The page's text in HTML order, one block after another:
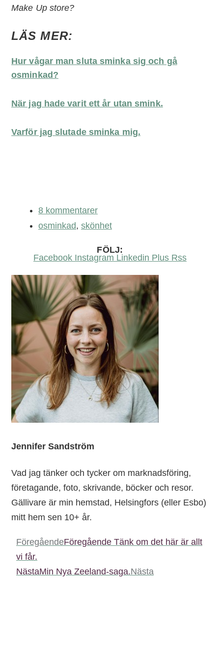
Make Up store?
LÄS MER:
Hur vågar man sluta sminka sig och gå
osminkad?
När jag hade varit ett år utan smink.
Varför jag slutade sminka mig.
8 kommentarer
osminkad, skönhet
FÖLJ:
Facebook Instagram Linkedin Plus Rss
Jennifer Sandström
Vad jag tänker och tycker om marknadsföring,
företagande, foto, skrivande, böcker och resor.
Gällivare är min hemstad, Helsingfors (eller Esbo)
mitt hem sen 10+ år.
FöregåendeFöregående Tänk om det här är allt
vi får.
NästaMin Nya Zeeland-saga.Nästa